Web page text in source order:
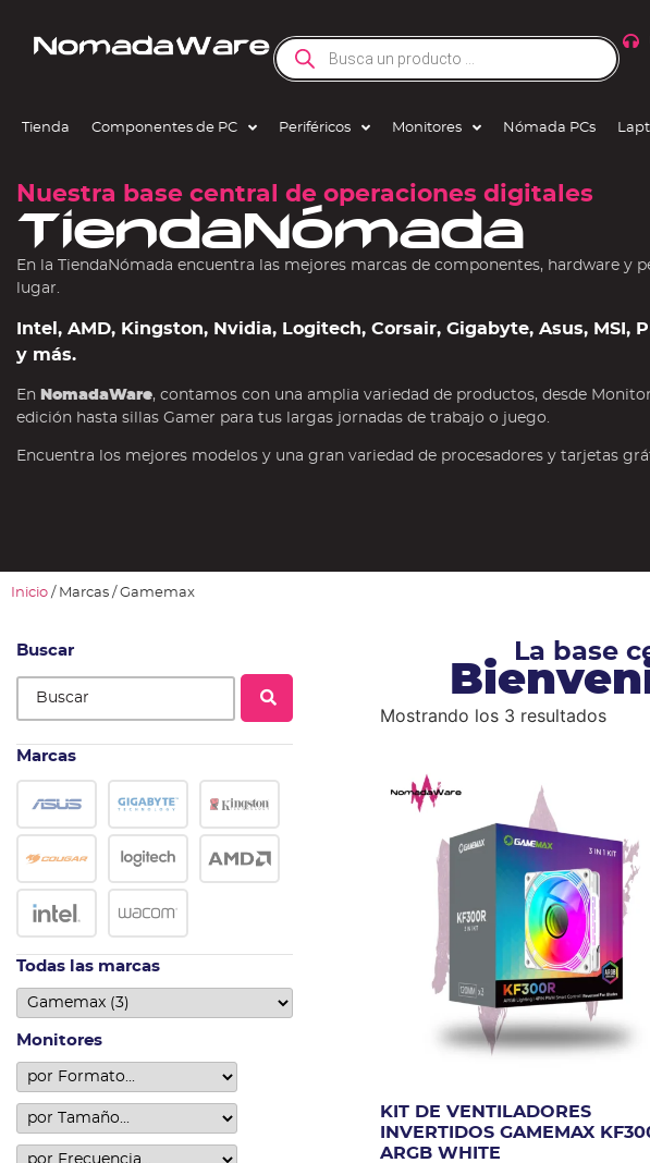
Tienda Componentes de PC Periféricos Monitores Nómada PCs
Nuestra base central de operaciones digitales
TiendaNómada
En la TiendaNómada encuentra las mejores marcas de componentes, hardware y
lugar.
Intel, AMD, Kingston, Nvidia, Logitech, Corsair, Gigabyte, Asus, MSI,
y más.
En NomadaWare, contamos con una amplia variedad de productos, desde
edición hasta sillas Gamer para tus largas jornadas de trabajo o juego.
Encuentra los mejores modelos y una gran variedad de procesadores y tarjetas
Inicio / Marcas / Gamemax
Buscar
Marcas
Todas las marcas
Monitores
La base
Mostrando los 3 resultados
KIT DE VENTILADORES
INVERTIDOS GAMEMAX
ARGB WHITE